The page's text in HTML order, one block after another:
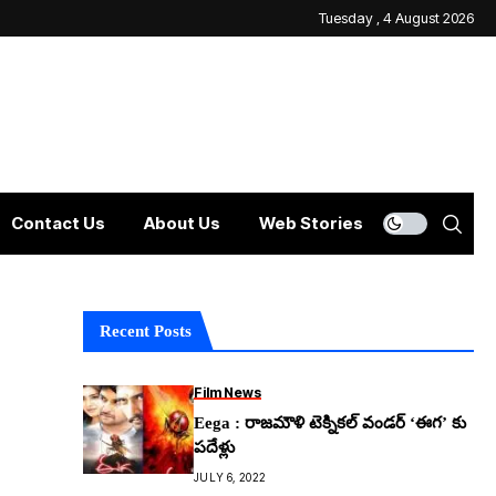
Tuesday , 4 August 2026
Contact Us About Us Web Stories
Recent Posts
Film News
Eega : రాజమౌళి టెక్నికల్ వండర్ ‘ఈగ’ కు
పదేళ్లు
JULY 6, 2022